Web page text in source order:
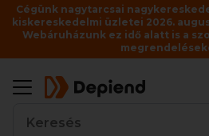
Cégünk nagytarcsai
kiskereskedelmi üzletei 2026.
Webáruházunk ez idő alatt is a